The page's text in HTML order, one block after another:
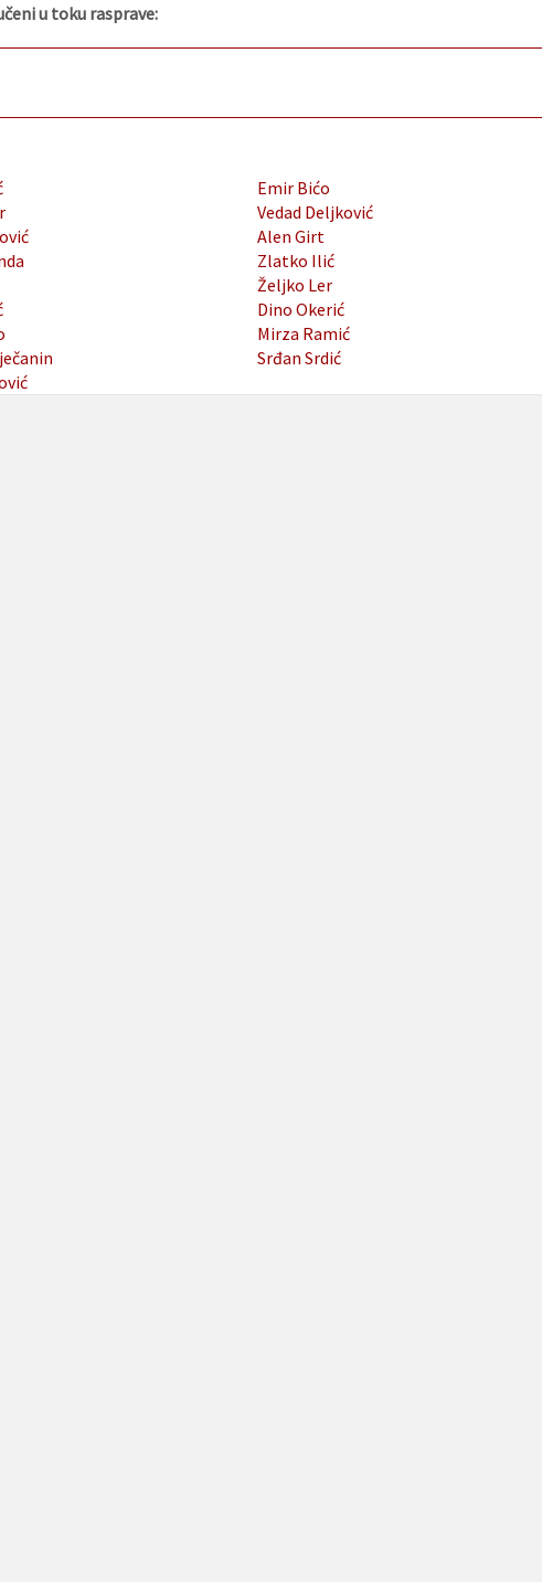
u toku rasprave:
Emir Bićo
Vedad Deljković
Alen Girt
Zlatko Ilić
Željko Ler
Dino Okerić
Mirza Ramić
Srđan Srdić